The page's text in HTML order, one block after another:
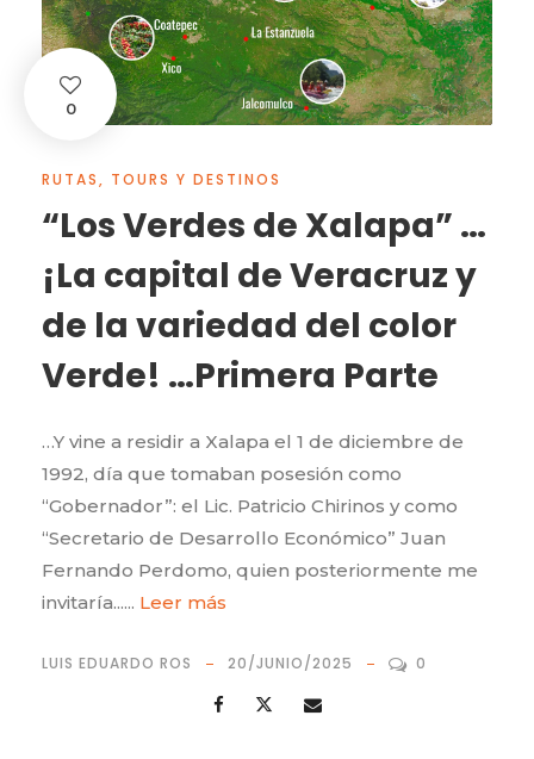
0
RUTAS, TOURS Y DESTINOS
“Los Verdes de Xalapa” …
¡La capital de Veracruz y
de la variedad del color
Verde! …Primera Parte
…Y vine a residir a Xalapa el 1 de diciembre de
1992, día que tomaban posesión como
“Gobernador”: el Lic. Patricio Chirinos y como
“Secretario de Desarrollo Económico” Juan
Fernando Perdomo, quien posteriormente me
invitaría...... Leer más
LUIS EDUARDO ROS 20/JUNIO/2025 0